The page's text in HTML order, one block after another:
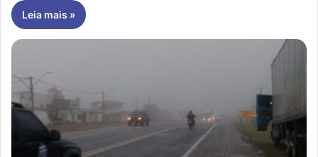
Leia mais »